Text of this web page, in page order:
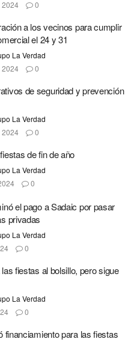
2024
0
a los vecinos para cumplir
el 24 y 31
La Verdad
2024
0
de seguridad y prevención
La Verdad
2024
0
de fin de año
La Verdad
0
el pago a Sadaic por pasar
privadas
La Verdad
0
fiestas al bolsillo, pero sigue
La Verdad
0
financiamiento para las fiestas